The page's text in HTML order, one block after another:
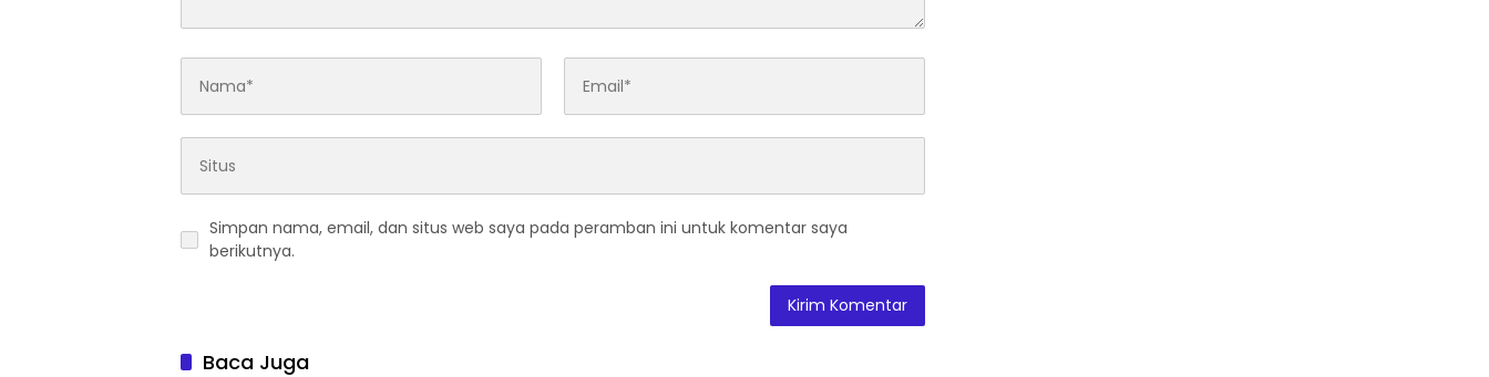
Simpan nama, email, dan situs web saya pada peramban ini untuk komentar saya
berikutnya.
Baca Juga